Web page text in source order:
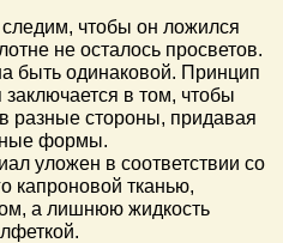
чтобы он ложился
не осталось просветов.
быть одинаковой. Принцип
в том, чтобы
разные стороны, придавая
формы.
уложен в соответствии со
капроновой тканью,
а лишнюю жидкость